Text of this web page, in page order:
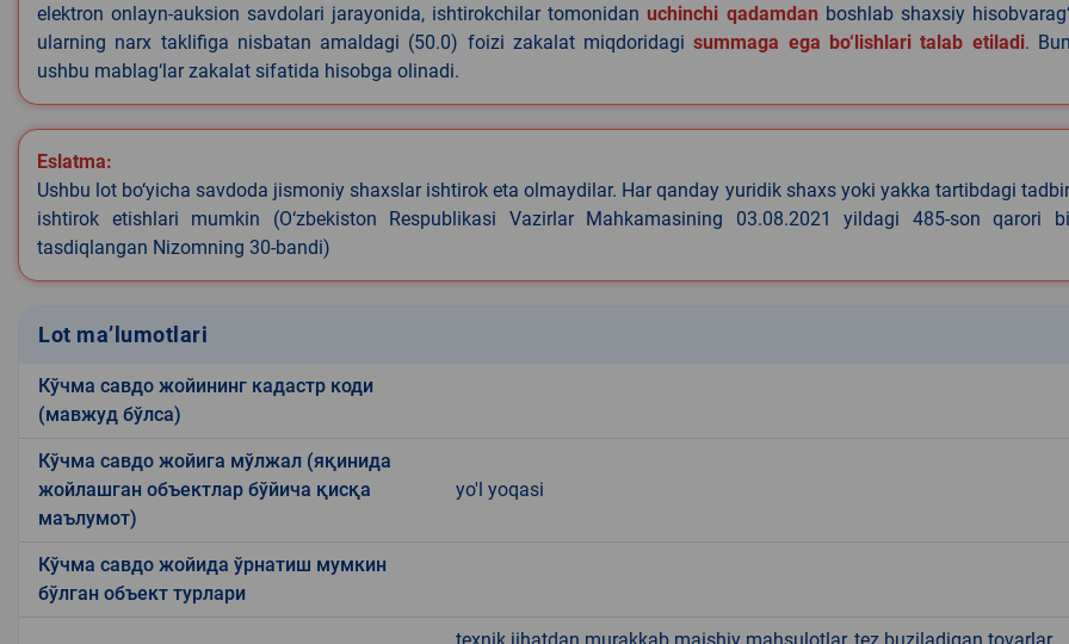
elektron onlayn-auksion savdolari jarayonida, ishtirokchilar tomonidanuchinchi qadamdan boshlab shaxsiy
ularning narx taklifiga nisbatan amaldagi (50.0) foizi zakalat miqdoridagisummaga ega bo‘lishlari talab etiladi.
ushbu mablag‘lar zakalat sifatida hisobga olinadi.
Eslatma:
Ushbu lot bo‘yicha savdoda jismoniy shaxslar ishtirok eta olmaydilar. Har qanday yuridik shaxs yoki yakka tartibdagi
ishtirok etishlari mumkin (O‘zbekiston Respublikasi Vazirlar Mahkamasining 03.08.2021 yildagi 485-son qarori
tasdiqlangan Nizomning 30-bandi)
Lot ma’lumotlari
Кўчма савдо жойининг кадастр коди
(мавжуд бўлса)
Кўчма савдо жойига мўлжал (яқинида
жойлашган объектлар бўйича қисқа
маълумот)
yo'l yoqasi
Кўчма савдо жойида ўрнатиш мумкин
бўлган объект турлари
texnik jihatdan murakkab maishiy mahsulotlar, tez buziladigan tovarlar,